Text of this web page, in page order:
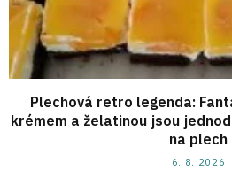
Plechová retro legenda:
krémem a želatinou jsou
na plech
6. 8. 2026